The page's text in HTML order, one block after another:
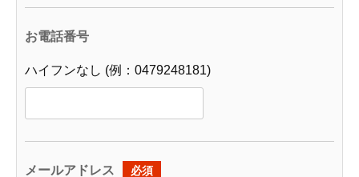
お電話番号
ハイフンなし (例：0479248181)
メールアドレス 必須